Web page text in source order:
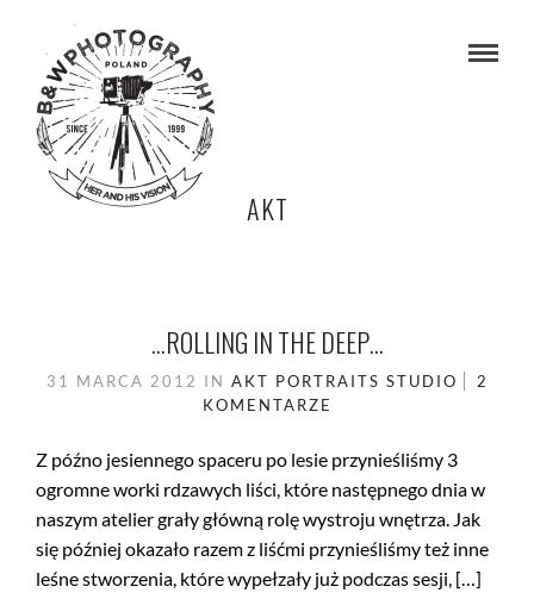
AKT
…ROLLING IN THE DEEP…
31 MARCA 2012 IN AKT PORTRAITS STUDIO
2
KOMENTARZE
Z późno jesiennego spaceru po lesie przynieśliśmy 3
ogromne worki rdzawych liści, które następnego dnia w
naszym atelier grały główną rolę wystroju wnętrza. Jak
się później okazało razem z liśćmi przynieśliśmy też inne
leśne stworzenia, które wypełzały już podczas sesji, […]